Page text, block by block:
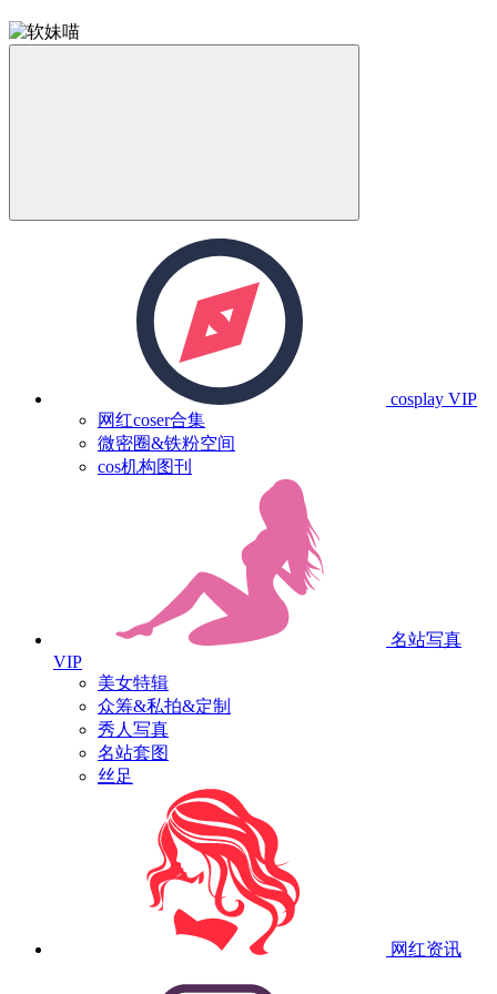
cosplay VIP
网红coser合集
微密圈&铁粉空间
cos机构图刊
名站写真
VIP
美女特辑
众筹&私拍&定制
秀人写真
名站套图
丝足
网红资讯